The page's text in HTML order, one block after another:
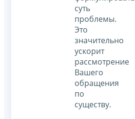
суть
проблемы.
Это
значительно
ускорит
рассмотрение
Вашего
обращения
по
существу.